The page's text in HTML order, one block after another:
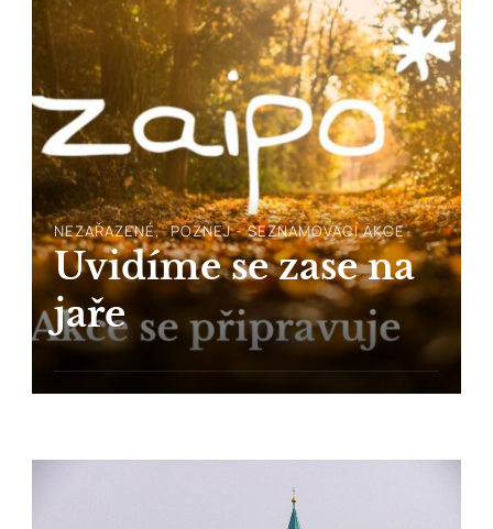
NEZAŘAZENÉ POZNEJ - SEZNAMOVACÍ AKCE
Uvidíme se zase na
jaře